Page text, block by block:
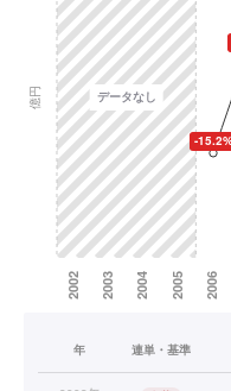
年 連単・基準